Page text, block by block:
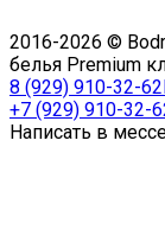
2016-2026 ©
белья Premium
8 (929) 910-32-62
+7 (929) 910-32-
Написать в